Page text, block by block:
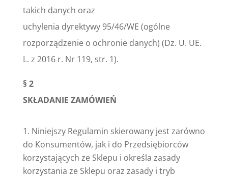
takich danych oraz
uchylenia dyrektywy 95/46/WE (ogólne
rozporządzenie o ochronie danych) (Dz. U. UE.
L. z 2016 r. Nr 119, str. 1).
§ 2
SKŁADANIE ZAMÓWIEŃ
Niniejszy Regulamin skierowany jest zarówno
do Konsumentów, jak i do Przedsiębiorców
korzystających ze Sklepu i określa zasady
korzystania ze Sklepu oraz zasady i tryb